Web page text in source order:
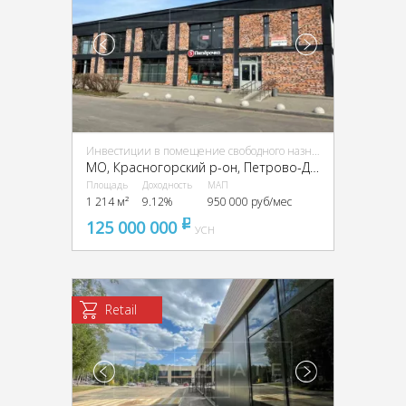
Инвестиции в помещение свободного назначения (ПСН)
Площадь
1 214 м²
Доходность
9.12%
МАП
950 000 руб/мес
125 000 000 pуб
УСН
Retail